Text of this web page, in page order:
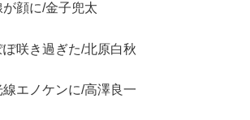
顔に/金子兜太
咲き過ぎた/北原白秋
エノケンに/高澤良一